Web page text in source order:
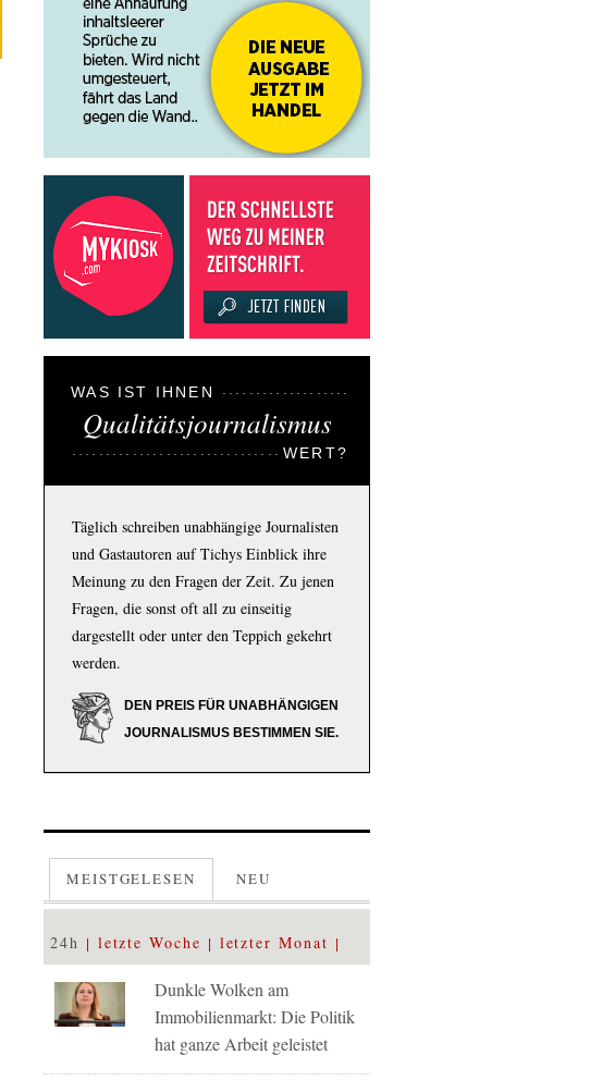
WAS IST IHNEN
Qualitätsjournalismus
WERT?
Täglich schreiben unabhängige Journalisten
und Gastautoren auf Tichys Einblick ihre
Meinung zu den Fragen der Zeit. Zu jenen
Fragen, die sonst oft all zu einseitig
dargestellt oder unter den Teppich gekehrt
werden.
DEN PREIS FÜR UNABHÄNGIGEN
JOURNALISMUS BESTIMMEN SIE.
MEISTGELESEN NEU
24h letzte Woche letzter Monat
Dunkle Wolken am
Immobilienmarkt: Die Politik
hat ganze Arbeit geleistet